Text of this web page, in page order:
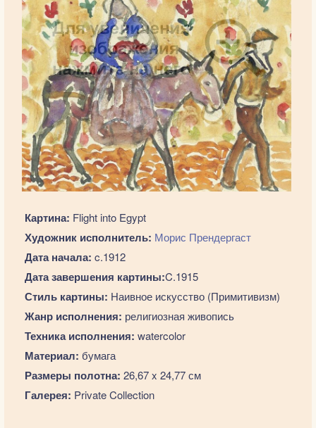
Картина: Flight into Egypt
Художник исполнитель: Морис Прендергаст
Дата начала: c.1912
Дата завершения картины:C.1915
Стиль картины: Наивное искусство (Примитивизм)
Жанр исполнения: религиозная живопись
Техника исполнения: watercolor
Материал: бумага
Размеры полотна: 26,67 x 24,77 см
Галерея: Private Collection